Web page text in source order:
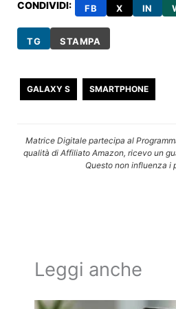
CONDIVIDI: FB X IN
TG STAMPA
GALAXY S SMARTPHONE
Matrice Digitale partecipa al
qualità di Affiliato Amazon, ricevo un
Questo non influenza i
Leggi anche